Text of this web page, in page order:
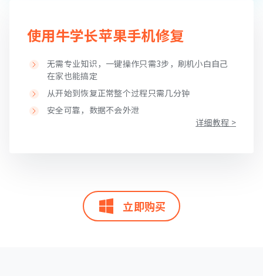
使用牛学长苹果手机修复
无需专业知识，一键操作只需3步，刷机小白自己
在家也能搞定
从开始到恢复正常整个过程只需几分钟
安全可靠，数据不会外泄
详细教程 >
立即购买